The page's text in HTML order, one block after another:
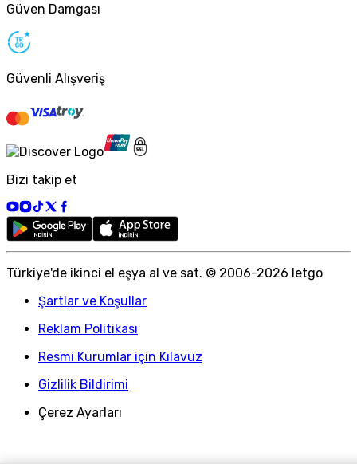
Güven Damgası
Güvenli Alışveriş
Bizi takip et
Türkiye'de ikinci el eşya al ve sat. © 2006-2026 letgo
Şartlar ve Koşullar
Reklam Politikası
Resmi Kurumlar için Kılavuz
Gizlilik Bildirimi
Çerez Ayarları